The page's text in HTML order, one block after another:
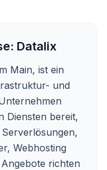
Datalix
Main, ist ein
und
Diensten bereit,
Webhosting
richten